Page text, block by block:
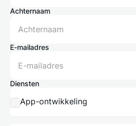
Achternaam
E-mailadres
Diensten
App-ontwikkeling